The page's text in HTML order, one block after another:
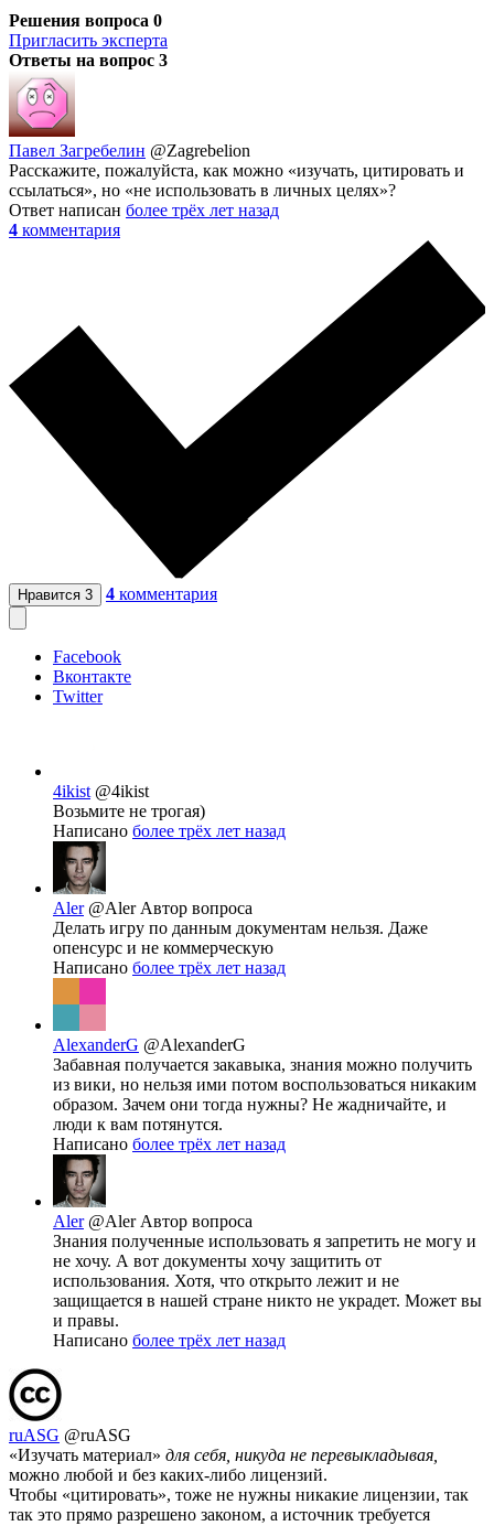
Решения вопроса 0
Пригласить эксперта
Ответы на вопрос 3
Павел Загребелин @Zagrebelion
Расскажите, пожалуйста, как можно «изучать, цитировать и
ссылаться», но «не использовать в личных целях»?
Ответ написан более трёх лет назад
4 комментария
Нравится 3 4 комментария
Facebook
Вконтакте
Twitter
4ikist @4ikist
Возьмите не трогая)
Написано более трёх лет назад
Aler @Aler Автор вопроса
Делать игру по данным документам нельзя. Даже
опенсурс и не коммерческую
Написано более трёх лет назад
AlexanderG @AlexanderG
Забавная получается закавыка, знания можно получить
из вики, но нельзя ими потом воспользоваться никаким
образом. Зачем они тогда нужны? Не жадничайте, и
люди к вам потянутся.
Написано более трёх лет назад
Aler @Aler Автор вопроса
Знания полученные использовать я запретить не могу и
не хочу. А вот документы хочу защитить от
использования. Хотя, что открыто лежит и не
защищается в нашей стране никто не украдет. Может вы
и правы.
Написано более трёх лет назад
ruASG @ruASG
«Изучать материал» для себя, никуда не перевыкладывая,
можно любой и без каких-либо лицензий.
Чтобы «цитировать», тоже не нужны никакие лицензии, так
так это прямо разрешено законом, а источник требуется